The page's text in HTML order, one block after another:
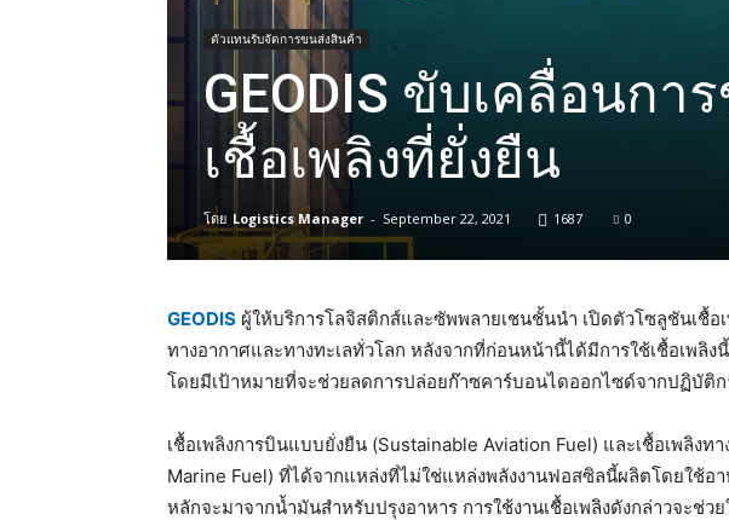
ตัวแทนรับจัดการขนส่งสินค้า
GEODIS ขับเคลื่อนก
เชื้อเพลิงที่ยั่งยืน
โดย Logistics Manager - September 22, 2021 1687 0
GEODIS ผู้ให้บริการโลจิสติกส์และซัพพลายเชนชั้นนำ เปิดตัวโซลูชันเชื้อ
ทางอากาศและทางทะเลทั่วโลก หลังจากที่ก่อนหน้านี้ได้มีการใช้เชื้อเพลิ
โดยมีเป้าหมายที่จะช่วยลดการปล่อยก๊าซคาร์บอนไดออกไซด์จากปฏิบัติ
เชื้อเพลิงการบินแบบยั่งยืน (Sustainable Aviation Fuel) และเชื้อเพลิงท
Marine Fuel) ที่ได้จากแหล่งที่ไม่ใช่แหล่งพลังงานฟอสซิลนี้ผลิตโดยใช้อา
หลักจะมาจากน้ำมันสำหรับปรุงอาหาร การใช้งานเชื้อเพลิงดังกล่าวจะช่ว